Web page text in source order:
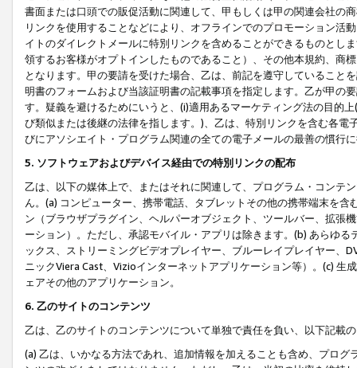
書面または口頭での販促活動に関連して、甲もしくは甲の関連会社の
リンクを使用することなどにより、オフラインでのプロモーション活
イトのダイレクトメールに特別リンクを含めることができるものとし
領するお客様がオプトインしたものであること）、その他本規約、商
となります。甲の要請を受けた場合、乙は、前記を遵守していること
明書のフォームおよび当該証明書の記載事項を指定します。乙が甲の
す。疑義を避けるためにいうと、(i)適用あるマーケティング法の目的
び類似または後継の法律を指します。)、乙は、特別リンクを含む各
びにアソシエイト・プログラム関連の全ての電子メールの最善の慣行
5. ソフトウェアおよびデバイス経由での特別リンクの配布
乙は、以下の媒体上で、またはそれに関連して、プログラム・コンテ
ん。(a) コンピューター、携帯電話、タブレットその他の携帯端末を
ン（ブラウザプラグイン、ヘルパーオブジェクト、ツールバー、拡張
ーション）。ただし、承認モバイル・アプリは除きます。(b) あらゆ
ックス、ストリーミングビデオプレイヤー、ブルーレイプレイヤー、
ニックViera Cast、Vizioインターネットアプリケーション等）。(c)
ェアその他のアプリケーション。
6. 乙のサイトのコンテンツ
乙は、乙のサイトのコンテンツについて単独で責任を負い、以下記載
(a) 乙は、いかなる方法であれ、追加情報を加えることも含め、プロ